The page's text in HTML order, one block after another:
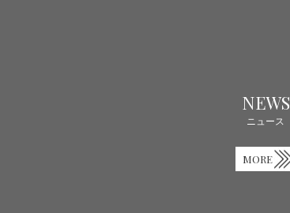
NEWS
ニュース
MORE